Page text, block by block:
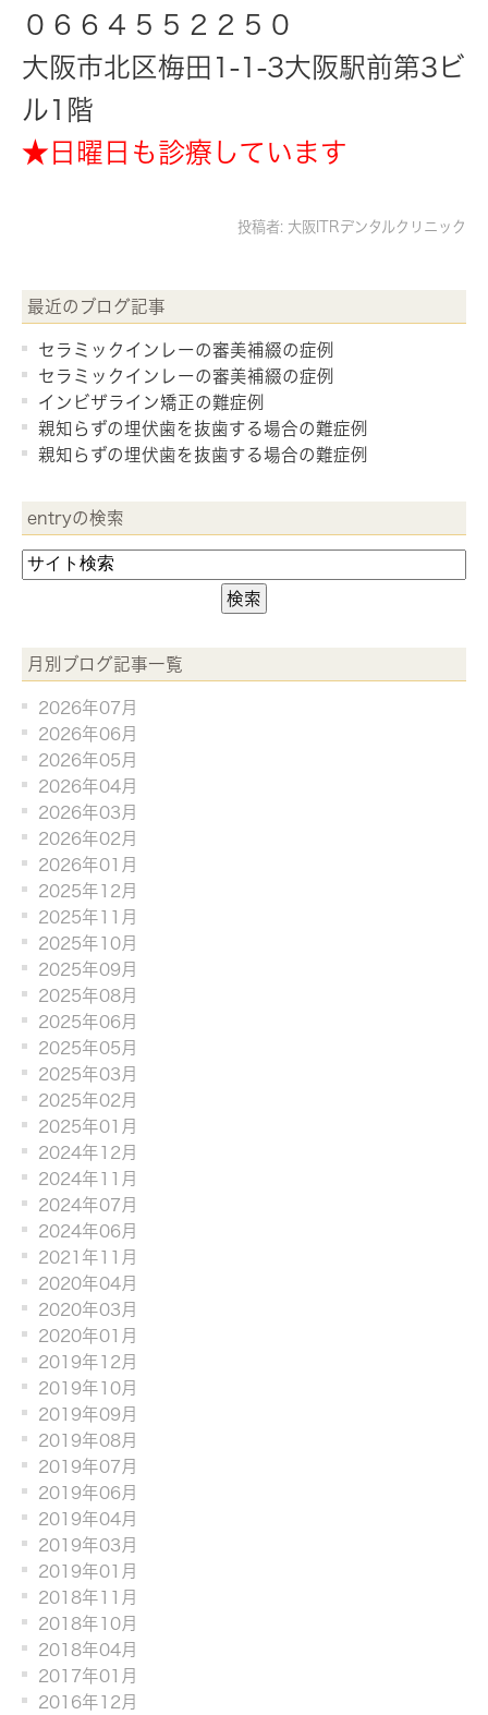
０６６４５５２２５０
大阪市北区梅田1-1-3大阪駅前第3ビ
ル1階
★日曜日も診療しています
投稿者: 大阪ITRデンタルクリニック
最近のブログ記事
セラミックインレーの審美補綴の症例
セラミックインレーの審美補綴の症例
インビザライン矯正の難症例
親知らずの埋伏歯を抜歯する場合の難症例
親知らずの埋伏歯を抜歯する場合の難症例
entryの検索
月別ブログ記事一覧
2026年07月
2026年06月
2026年05月
2026年04月
2026年03月
2026年02月
2026年01月
2025年12月
2025年11月
2025年10月
2025年09月
2025年08月
2025年06月
2025年05月
2025年03月
2025年02月
2025年01月
2024年12月
2024年11月
2024年07月
2024年06月
2021年11月
2020年04月
2020年03月
2020年01月
2019年12月
2019年10月
2019年09月
2019年08月
2019年07月
2019年06月
2019年04月
2019年03月
2019年01月
2018年11月
2018年10月
2018年04月
2017年01月
2016年12月